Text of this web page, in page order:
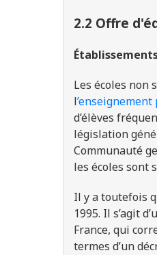
2.2 Offre
Les écoles
l
d’élèves
législation
Communauté
les écoles sont
Il y a toutefois
1995. Il s’agit
France, qui
termes d’un